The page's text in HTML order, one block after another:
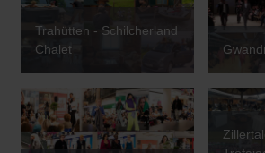
Trahütten - Schilcherland
Chalet